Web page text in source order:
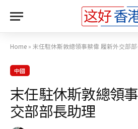
Home » 末任駐休斯敦總領事蔡偉 履新外交部
中國
末任駐休斯敦總領
交部部長助理